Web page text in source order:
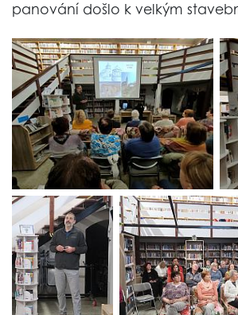
panování došlo k velkým